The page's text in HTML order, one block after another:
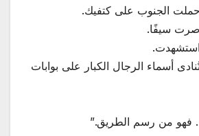
الجنوب على كتفيك.
صرت سيفًا.
أسماء الرجال الكبار على بوابات
فهو من رسم الطريق.”